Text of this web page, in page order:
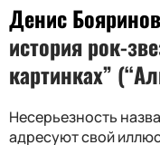
Денис
история рок-
картинках”
Несерьезность
адресуют свой